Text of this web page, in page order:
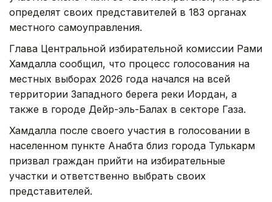
определят своих представителей в 183 органах
местного самоуправления.
Глава Центральной избирательной комиссии Рами
Хамдалла сообщил, что процесс голосования на
местных выборах 2026 года начался на всей
территории Западного берега реки Иордан, а
также в городе Дейр-эль-Балах в секторе Газа.
Хамдалла после своего участия в голосовании в
населенном пункте Анaбта близ города Тулькарм
призвал граждан прийти на избирательные
участки и ответственно выбрать своих
представителей.